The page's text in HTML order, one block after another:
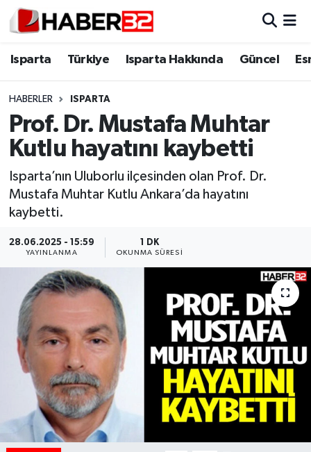
Isparta Türkiye Isparta Hakkında Güncel
HABERLER ISPARTA
Prof. Dr. Mustafa Muhtar
Kutlu hayatını kaybetti
Isparta’nın Uluborlu ilçesinden olan Prof. Dr.
Mustafa Muhtar Kutlu Ankara’da hayatını
kaybetti.
28.06.2025 - 15:59
YAYINLANMA
1 DK
OKUNMA SÜRESI
Isparta
Esnaf Diyor ki;
ASAYİŞ
BİLİM VE TEKNOLOJİ
GENEL
Güncel
HABERDE İNSAN
İlginç
KÜLTÜR SANAT
MAGAZİN
Isparta Nöbetçi Eczaneler
Isparta Trafik Yoğunluk Haritası
Süper Lig Puan Durumu ve Fikstür
Tüm Manşetler
Haber Arşivi